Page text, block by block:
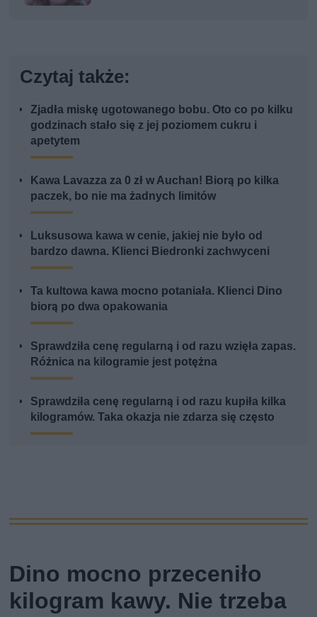
Czytaj także:
Zjadła miskę ugotowanego bobu. Oto co po kilku
godzinach stało się z jej poziomem cukru i
apetytem
Kawa Lavazza za 0 zł w Auchan! Biorą po kilka
paczek, bo nie ma żadnych limitów
Luksusowa kawa w cenie, jakiej nie było od
bardzo dawna. Klienci Biedronki zachwyceni
Ta kultowa kawa mocno potaniała. Klienci Dino
biorą po dwa opakowania
Sprawdziła cenę regularną i od razu wzięła zapas.
Różnica na kilogramie jest potężna
Sprawdziła cenę regularną i od razu kupiła kilka
kilogramów. Taka okazja nie zdarza się często
Dino mocno przeceniło
kilogram kawy. Nie trzeba